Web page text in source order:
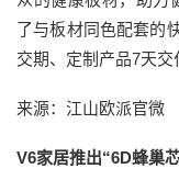
了与板材同色配套的
交期、定制产品7天交
来源：江山欧派官微
V6家居推出“6D蜂巢